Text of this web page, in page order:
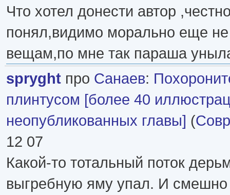
Что хотел донести автор
понял,видимо морально еще не
вещам,по мне так параша
spryght про Санаев:
плинтусом [более 40
неопубликованных главы] (
12 07
Какой-то тотальный поток
выгребную яму упал. И смешно